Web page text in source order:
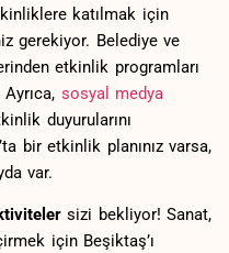
katılmak için
gerekiyor.‍ Belediye ⁤ve
etkinlik⁤ programları
sosyal medya
duyurularını
bir etkinlik planınız varsa,⁣
var.
sizi bekliyor! Sanat,
için Beşiktaş’ı